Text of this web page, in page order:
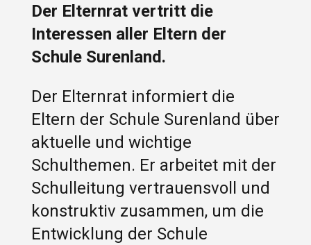
Der Elternrat vertritt die
Interessen aller Eltern der
Schule Surenland.
Der Elternrat informiert die
Eltern der Schule Surenland über
aktuelle und wichtige
Schulthemen. Er arbeitet mit der
Schulleitung vertrauensvoll und
konstruktiv zusammen, um die
Entwicklung der Schule